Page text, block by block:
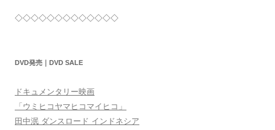
◇◇◇◇◇◇◇◇◇◇◇◇◇
DVD発売｜DVD SALE
ドキュメンタリー映画
「ウミヒコヤマヒコマイヒコ」
田中泯 ダンスロード インドネシア